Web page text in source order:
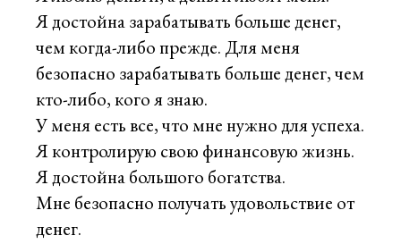
Я достойна зарабатывать больше денег,
чем когда-либо прежде. Для меня
безопасно зарабатывать больше денег, чем
кто-либо, кого я знаю.
У меня есть все, что мне нужно для успеха.
Я контролирую свою финансовую жизнь.
Я достойна большого богатства.
Мне безопасно получать удовольствие от
денег.